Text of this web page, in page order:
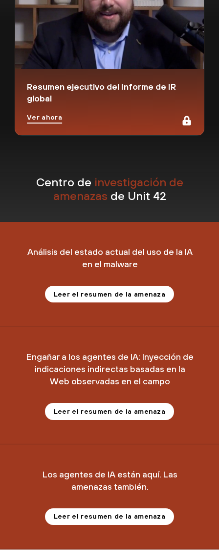
Resumen ejecutivo del Informe de IR
global
Ver ahora
Centro de investigación de
amenazas de Unit 42
Análisis del estado actual del uso de la IA
en el malware
Leer el resumen de la amenaza
Engañar a los agentes de IA: Inyección de
indicaciones indirectas basadas en la
Web observadas en el campo
Leer el resumen de la amenaza
Los agentes de IA están aquí. Las
amenazas también.
Leer el resumen de la amenaza